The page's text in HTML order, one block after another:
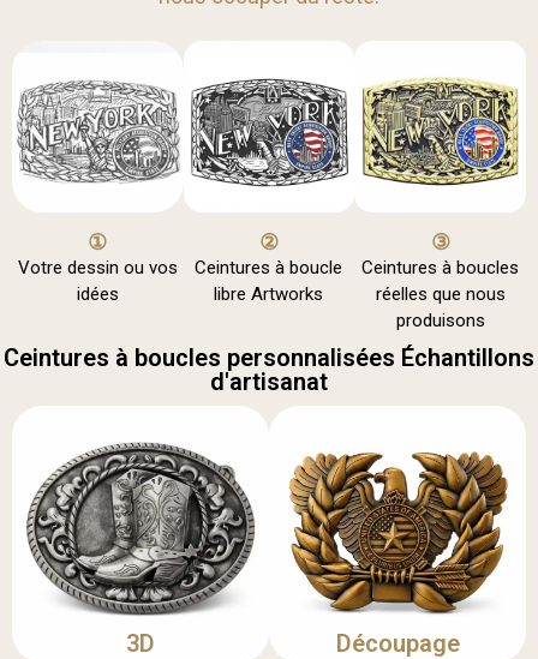
①
Votre dessin ou vos
idées
②
Ceintures à boucle
libre Artworks
③
Ceintures à boucles
réelles que nous
produisons
Ceintures à boucles personnalisées Échantillons
d'artisanat
3D Découpage